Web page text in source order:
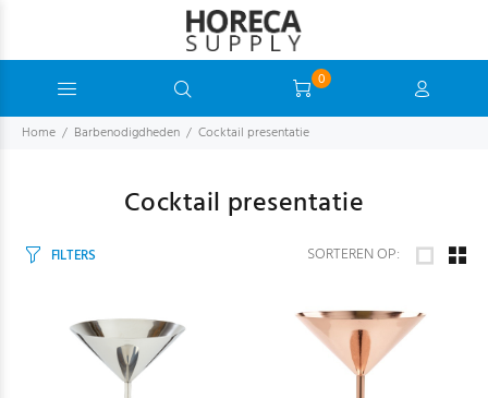
0
Home Barbenodigdheden Cocktail presentatie
Cocktail presentatie
FILTERS SORTEREN OP: